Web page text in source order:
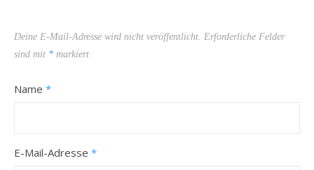
Deine E-Mail-Adresse wird nicht veröffentlicht. Erforderliche Felder
sind mit * markiert
Name *
E-Mail-Adresse *